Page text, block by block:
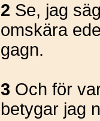
2 Se, jag
omskära
gagn.
3 Och för
betygar jag